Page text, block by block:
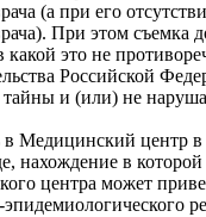
(а при его
При этом съемка
какой это не
Российской
тайны и (или) не
в Медицинский центр в
нахождение в
центра может
эпидемиологического